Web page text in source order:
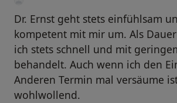
Dr. Ernst geht stets einfühlsam
kompetent mit mir um. Als
ich stets schnell und mit
behandelt. Auch wenn ich den
Anderen Termin mal versäume
wohlwollend.